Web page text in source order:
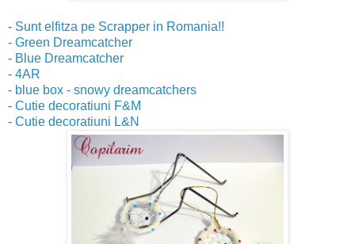
- Sunt elfitza pe Scrapper in Romania!!
- Green Dreamcatcher
- Blue Dreamcatcher
- 4AR
- blue box - snowy dreamcatchers
- Cutie decoratiuni F&M
- Cutie decoratiuni L&N